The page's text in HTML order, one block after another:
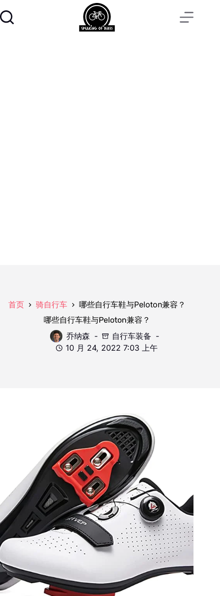
首页 骑自行车 哪些自行车鞋与Peloton兼容？
哪些自行车鞋与Peloton兼容？
乔纳森
自行车装备
10 月 24, 2022 7:03 上午